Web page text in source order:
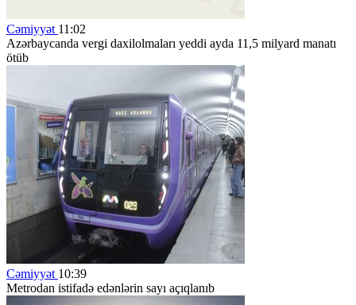
Cəmiyyət 11:02
Azərbaycanda vergi daxilolmaları yeddi ayda 11,5 milyard manatı
ötüb
Cəmiyyət 10:39
Metrodan istifadə edənlərin sayı açıqlanıb